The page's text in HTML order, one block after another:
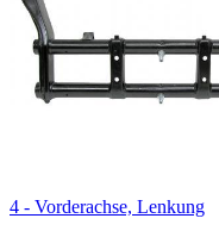
4 - Vorderachse, Lenkung